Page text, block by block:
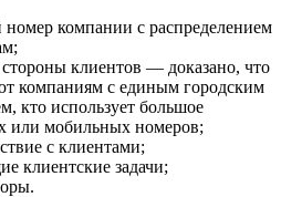
номер компании с распределением
клиентов — доказано, что
компаниям с единым городским
кто использует большое
или мобильных номеров;
с клиентами;
клиентские задачи;